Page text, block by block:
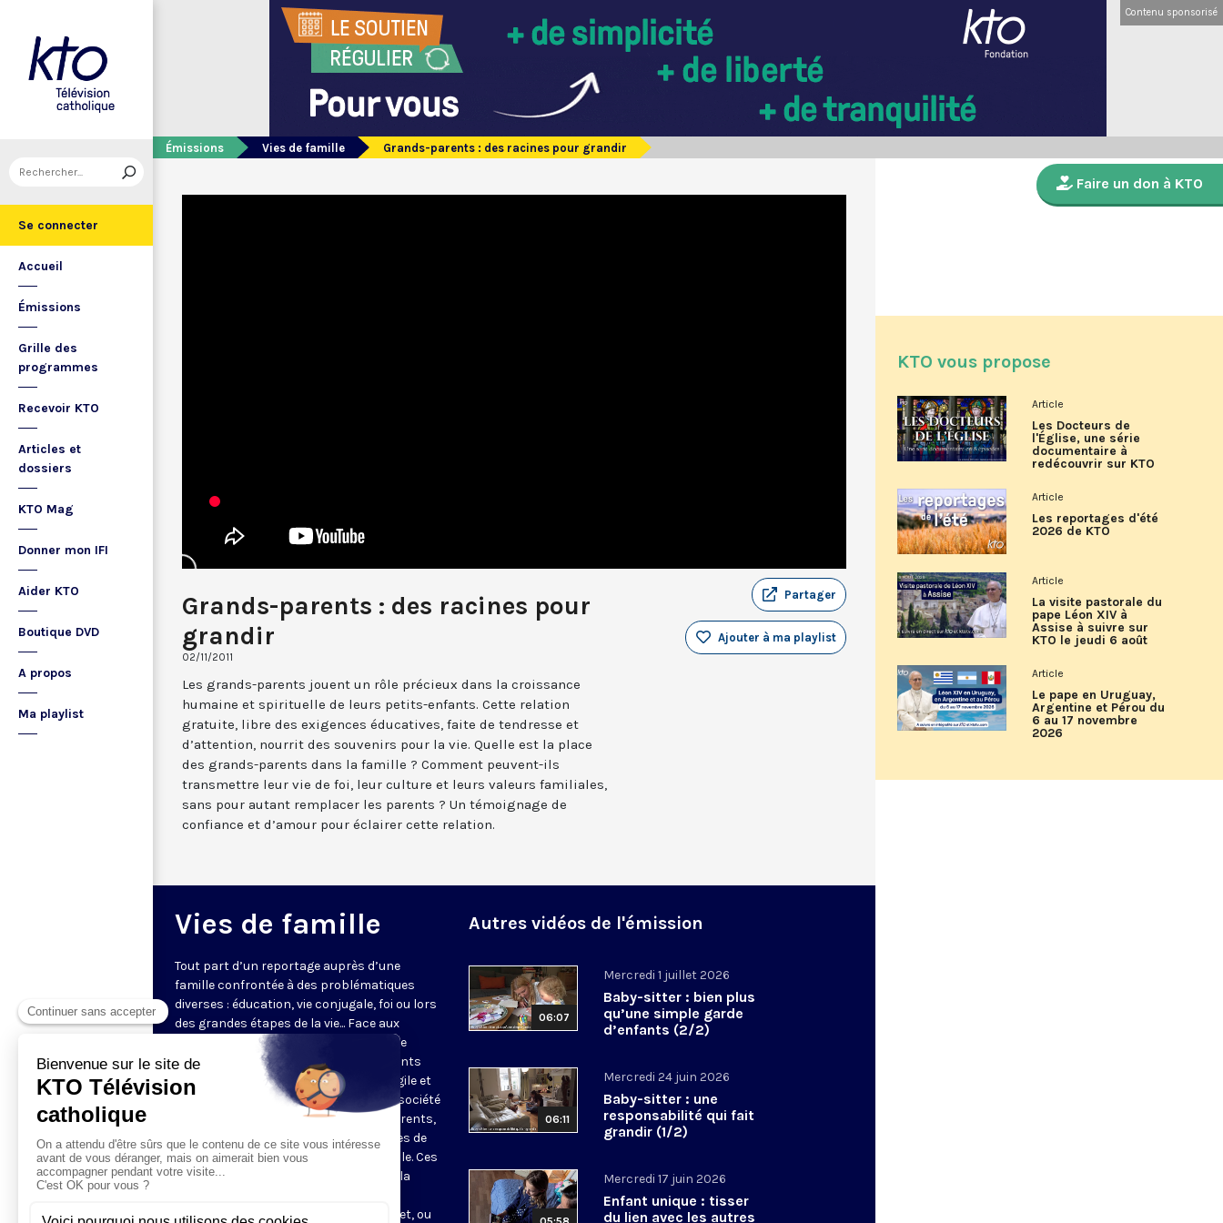
Se connecter
Accueil
Émissions
Grille des
programmes
Recevoir KTO
Articles et
dossiers
KTO Mag
Donner mon IFI
Aider KTO
Boutique DVD
A propos
Ma playlist
Contenu sponsorisé
Émissions Vies de famille Grands-parents : des racines pour grandir
Grands-parents : des racines pour
grandir
02/11/2011
Partager
Ajouter à ma playlist
Les grands-parents jouent un rôle précieux dans la croissance
humaine et spirituelle de leurs petits-enfants. Cette relation
gratuite, libre des exigences éducatives, faite de tendresse et
d’attention, nourrit des souvenirs pour la vie. Quelle est la place
des grands-parents dans la famille ? Comment peuvent-ils
transmettre leur vie de foi, leur culture et leurs valeurs familiales,
sans pour autant remplacer les parents ? Un témoignage de
confiance et d’amour pour éclairer cette relation.
Vies de famille
Tout part d’un reportage auprès d’une
famille confrontée à des problématiques
diverses : éducation, vie conjugale, foi ou lors
des grandes étapes de la vie... Face aux
questions très concrètes, KTO propose
repères et conseils avec des intervenants
d'expérience qui s’appuient sur l’Evangile et
l’anthropologie chrétienne. Dans une société
en pleine évolution, jeunes couples, parents,
grands-parents y trouveront des pistes de
réflexion pour soutenir leur vie de famille. Ces
programmes de 5 minutes sont mis à la
communautés, pour leurs sites internet, ou
Autres vidéos de l'émission
06:07
Mercredi 1 juillet 2026
Baby-sitter : bien plus
qu’une simple garde
d’enfants (2/2)
06:11
Mercredi 24 juin 2026
Baby-sitter : une
responsabilité qui fait
grandir (1/2)
Mercredi 17 juin 2026
Enfant unique : tisser
du lien avec les autres
Faire un don à KTO
KTO vous propose
Article
Les Docteurs de
l'Église, une série
documentaire à
redécouvrir sur KTO
Article
Les reportages d'été
2026 de KTO
Article
La visite pastorale du
pape Léon XIV à
Assise à suivre sur
KTO le jeudi 6 août
Article
Le pape en Uruguay,
Argentine et Pérou du
6 au 17 novembre
2026